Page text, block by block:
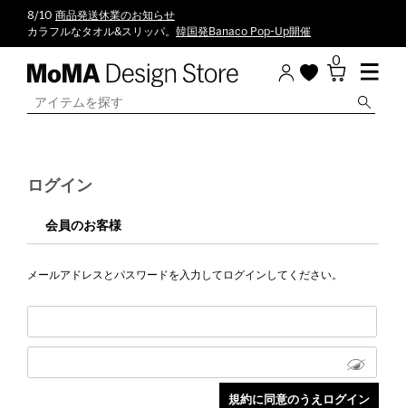
8/10 商品発送休業のお知らせ
カラフルなタオル&スリッパ。 韓国発Banaco Pop-Up開催
0
ログイン
会員のお客様
メールアドレスとパスワードを入力してログインしてください。